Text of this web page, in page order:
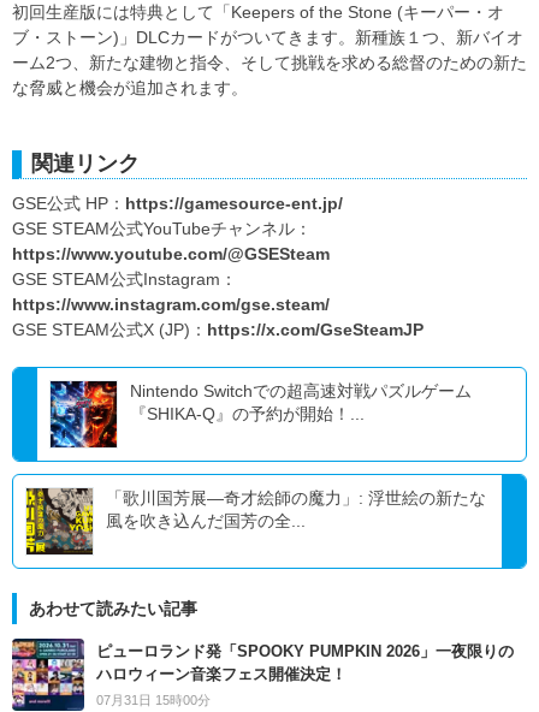
初回生産版には特典として「Keepers of the Stone (キーパー・オ
ブ・ストーン)」DLCカードがついてきます。新種族１つ、新バイオ
ーム2つ、新たな建物と指令、そして挑戦を求める総督のための新た
な脅威と機会が追加されます。
関連リンク
GSE公式 HP： https://gamesource-ent.jp/
GSE STEAM公式YouTubeチャンネル：
https://www.youtube.com/@GSESteam
GSE STEAM公式Instagram：
https://www.instagram.com/gse.steam/
GSE STEAM公式X (JP)： https://x.com/GseSteamJP
Nintendo Switchでの超高速対戦パズルゲーム
『SHIKA-Q』の予約が開始！...
「歌川国芳展―奇才絵師の魔力」: 浮世絵の新たな
風を吹き込んだ国芳の全...
あわせて読みたい記事
ピューロランド発「SPOOKY PUMPKIN 2026」一夜限りの
ハロウィーン音楽フェス開催決定！
07月31日 15時00分